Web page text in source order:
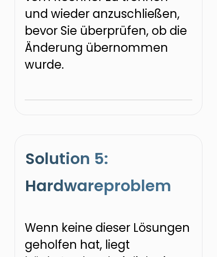
und wieder anzuschließen,
bevor Sie überprüfen, ob die
Änderung übernommen
wurde.
Solution 5:
Hardwareproblem
Wenn keine dieser Lösungen
geholfen hat, liegt